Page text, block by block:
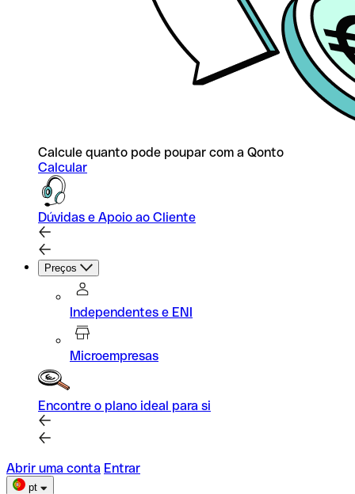
Calcule quanto pode poupar com a Qonto
Calcular
Dúvidas e Apoio ao Cliente
Preços
Independentes e ENI
Microempresas
Encontre o plano ideal para si
Abrir uma conta Entrar
pt